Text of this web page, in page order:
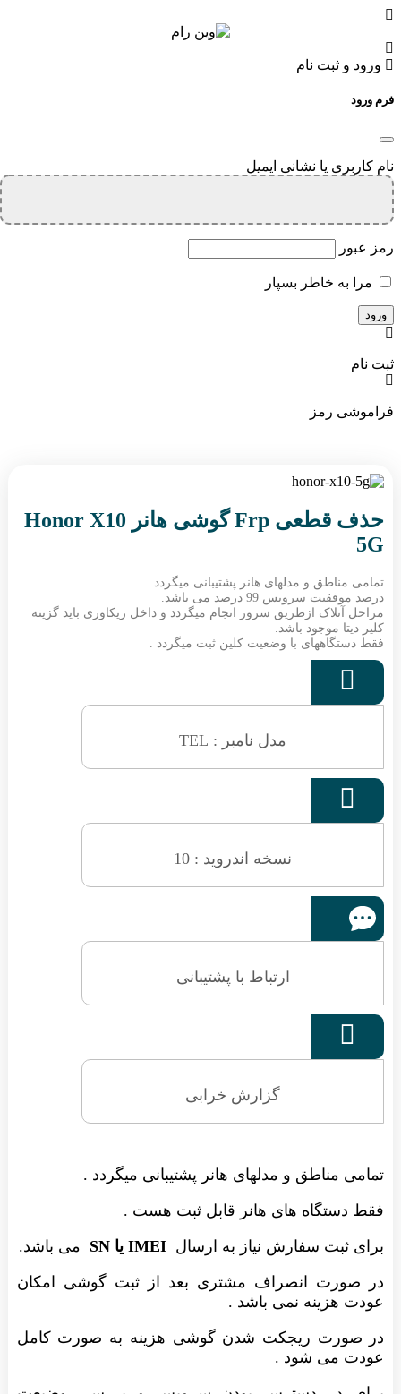
ورود و ثبت نام
فرم ورود
نام کاربری یا نشانی ایمیل
رمز عبور
مرا به خاطر بسپار
ثبت نام
فراموشی رمز
حذف قطعی Frp گوشی هانر Honor X10
5G
تمامی مناطق و مدلهای هانر پشتیبانی میگردد.
درصد موفقیت سرویس 99 درصد می باشد.
مراحل آنلاک ازطریق سرور انجام میگردد و داخل ریکاوری باید گزینه
کلیر دیتا موجود باشد.
فقط دستگاههای با وضعیت کلین ثبت میگردد .

مدل نامبر : TEL

نسخه اندروید : 10
ارتباط با پشتیبانی

گزارش خرابی
تمامی مناطق و مدلهای هانر پشتیبانی میگردد .
فقط دستگاه های هانر قابل ثبت هست .
برای ثبت سفارش نیاز به ارسال IMEI یا SN
می باشد.
در صورت انصراف مشتری بعد از ثبت گوشی امکان
عودت هزینه نمی باشد .
در صورت ریجکت شدن گوشی هزینه به صورت کامل
عودت می شود .